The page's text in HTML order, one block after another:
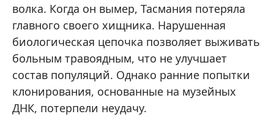
волка. Когда он вымер, Тасмания потеряла
главного своего хищника. Нарушенная
биологическая цепочка позволяет выживать
больным травоядным, что не улучшает
состав популяций. Однако ранние попытки
клонирования, основанные на музейных
ДНК, потерпели неудачу.